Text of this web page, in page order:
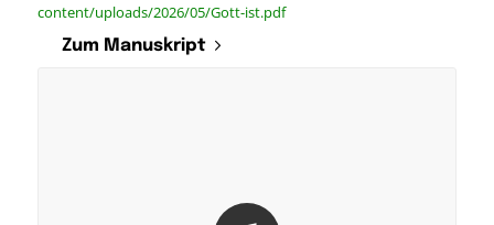
content/uploads/2026/05/Gott-ist.pdf
Zum Manuskript